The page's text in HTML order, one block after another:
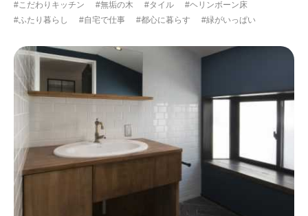
#こだわりキッチン #無垢の木 #タイル
#ヘリンボーン床
#ふたり暮らし
#自宅で仕事 #都心に暮らす #緑がいっぱい